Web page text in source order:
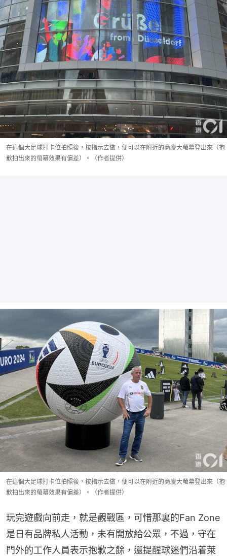
在這個大足球打卡位拍照後，按指示去做，便可以在附近的商廈大螢幕登出來（抱
歉拍出來的螢幕效果有偏差）。（作者提供）
在這個大足球打卡位拍照後，按指示去做，便可以在附近的商廈大螢幕登出來（抱
歉拍出來的螢幕效果有偏差）。（作者提供）
玩完遊戲向前走，就是觀戰區，可惜那裏的Fan Zone
是日有品牌私人活動，未有開放給公眾，不過，守在
門外的工作人員表示抱歉之餘，還提醒球迷們沿着萊